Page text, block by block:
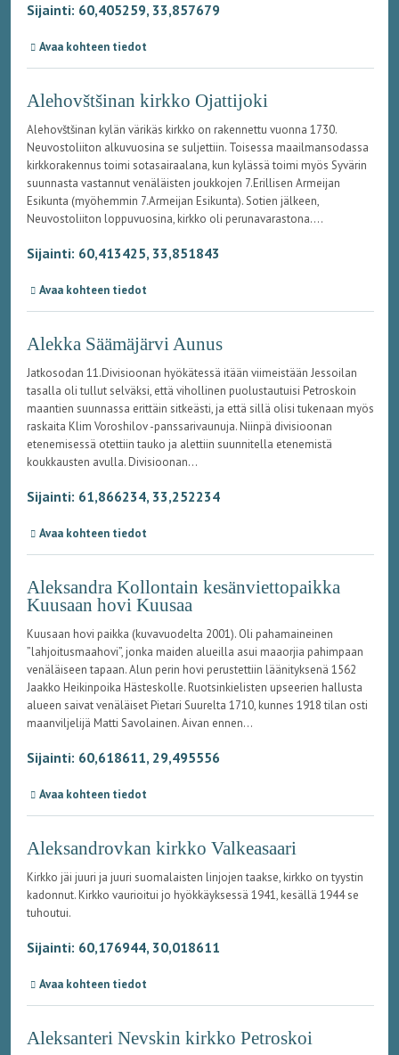
Sijainti: 60,405259, 33,857679
Avaa kohteen tiedot
Alehovštšinan kirkko Ojattijoki
Alehovštšinan kylän värikäs kirkko on rakennettu vuonna 1730.
Neuvostoliiton alkuvuosina se suljettiin. Toisessa maailmansodassa
kirkkorakennus toimi sotasairaalana, kun kylässä toimi myös Syvärin
suunnasta vastannut venäläisten joukkojen 7.Erillisen Armeijan
Esikunta (myöhemmin 7.Armeijan Esikunta). Sotien jälkeen,
Neuvostoliiton loppuvuosina, kirkko oli perunavarastona....
Sijainti: 60,413425, 33,851843
Avaa kohteen tiedot
Alekka Säämäjärvi Aunus
Jatkosodan 11.Divisioonan hyökätessä itään viimeistään Jessoilan
tasalla oli tullut selväksi, että vihollinen puolustautuisi Petroskoin
maantien suunnassa erittäin sitkeästi, ja että sillä olisi tukenaan myös
raskaita Klim Voroshilov -panssarivaunuja. Niinpä divisioonan
etenemisessä otettiin tauko ja alettiin suunnitella etenemistä
koukkausten avulla. Divisioonan...
Sijainti: 61,866234, 33,252234
Avaa kohteen tiedot
Aleksandra Kollontain kesänviettopaikka
Kuusaan hovi Kuusaa
Kuusaan hovi paikka (kuvavuodelta 2001). Oli pahamaineinen
”lahjoitusmaahovi”, jonka maiden alueilla asui maaorjia pahimpaan
venäläiseen tapaan. Alun perin hovi perustettiin läänityksenä 1562
Jaakko Heikinpoika Hästeskolle. Ruotsinkielisten upseerien hallusta
alueen saivat venäläiset Pietari Suurelta 1710, kunnes 1918 tilan osti
maanviljelijä Matti Savolainen. Aivan ennen...
Sijainti: 60,618611, 29,495556
Avaa kohteen tiedot
Aleksandrovkan kirkko Valkeasaari
Kirkko jäi juuri ja juuri suomalaisten linjojen taakse, kirkko on tyystin
kadonnut. Kirkko vaurioitui jo hyökkäyksessä 1941, kesällä 1944 se
tuhoutui.
Sijainti: 60,176944, 30,018611
Avaa kohteen tiedot
Aleksanteri Nevskin kirkko Petroskoi